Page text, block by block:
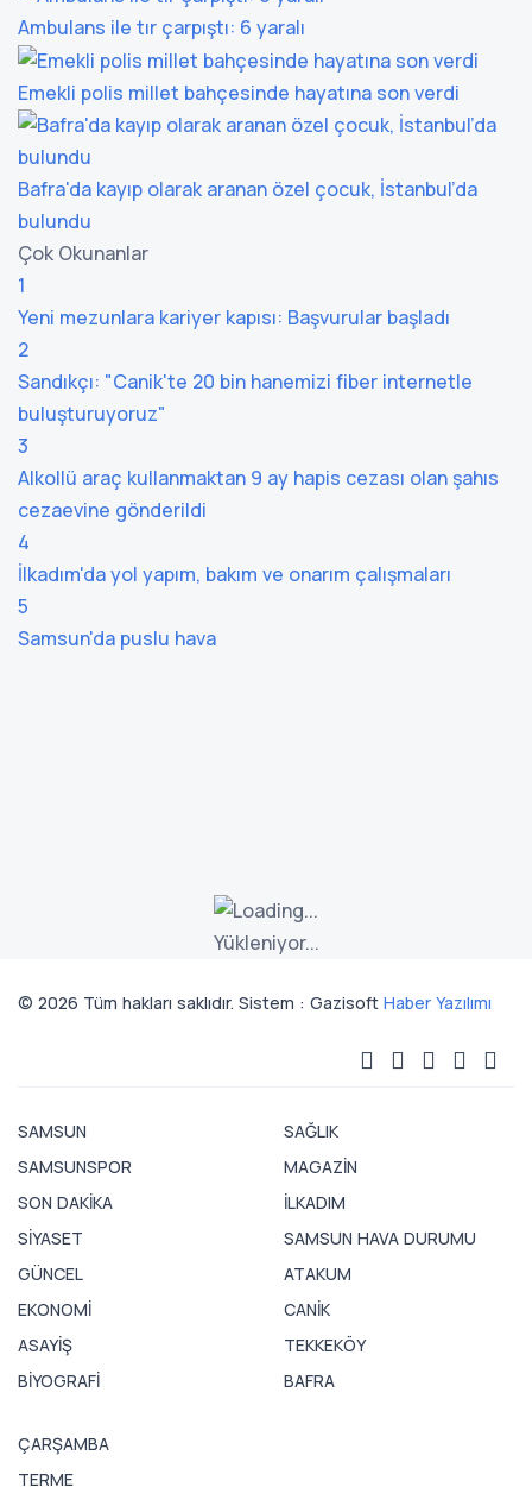
Ambulans ile tır çarpıştı: 6 yaralı
Emekli polis millet bahçesinde hayatına son verdi
Bafra'da kayıp olarak aranan özel çocuk, İstanbul’da
bulundu
Çok Okunanlar
1
Yeni mezunlara kariyer kapısı: Başvurular başladı
2
Sandıkçı: "Canik'te 20 bin hanemizi fiber internetle
buluşturuyoruz"
3
Alkollü araç kullanmaktan 9 ay hapis cezası olan şahıs
cezaevine gönderildi
4
İlkadım'da yol yapım, bakım ve onarım çalışmaları
5
Samsun'da puslu hava
Yükleniyor...
© 2026 Tüm hakları saklıdır. Sistem : Gazisoft Haber Yazılımı
SAMSUN
SAMSUNSPOR
SON DAKİKA
SİYASET
GÜNCEL
EKONOMİ
ASAYİŞ
BİYOGRAFİ
SAĞLIK
MAGAZİN
İLKADIM
SAMSUN HAVA DURUMU
ATAKUM
CANİK
TEKKEKÖY
BAFRA
ÇARŞAMBA
TERME